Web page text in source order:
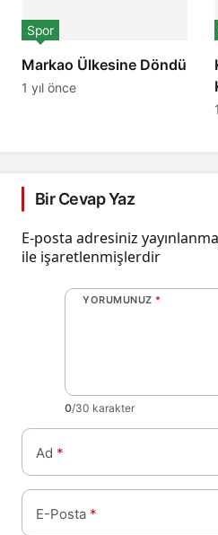
Markao Ülkesine Döndü
Spor
1 yıl önce
Bir Cevap Yaz
E-posta adresiniz
ile işaretlenmişlerdir
YORUMUNUZ *
0/30 karakter
Ad *
E-Posta *